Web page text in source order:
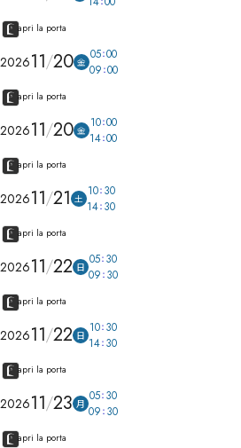
apri la porta
202611 20 金 05 00
09 00
apri la porta
202611 20 金 10 00
14 00
apri la porta
202611 21 土 10 30
14 30
apri la porta
202611 22 日 05 30
09 30
apri la porta
202611 22 日 10 30
14 30
apri la porta
202611 23 月 05 30
09 30
apri la porta